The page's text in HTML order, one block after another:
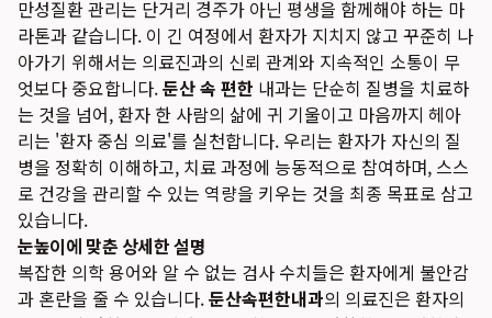
만성질환 관리는 단거리 경주가 아닌 평생을 함께해야 하는 마
라톤과 같습니다. 이 긴 여정에서 환자가 지치지 않고 꾸준히 나
아가기 위해서는 의료진과의 신뢰 관계와 지속적인 소통이 무
엇보다 중요합니다.둔산 속 편한 내과는 단순히 질병을 치료하
는 것을 넘어, 환자 한 사람의 삶에 귀 기울이고 마음까지 헤아
리는 '환자 중심 의료'를 실천합니다. 우리는 환자가 자신의 질
병을 정확히 이해하고, 치료 과정에 능동적으로 참여하며, 스스
로 건강을 관리할 수 있는 역량을 키우는 것을 최종 목표로 삼고
있습니다.
눈높이에 맞춘 상세한 설명
복잡한 의학 용어와 알 수 없는 검사 수치들은 환자에게 불안감
과 혼란을 줄 수 있습니다.둔산속편한내과의 의료진은 환자의